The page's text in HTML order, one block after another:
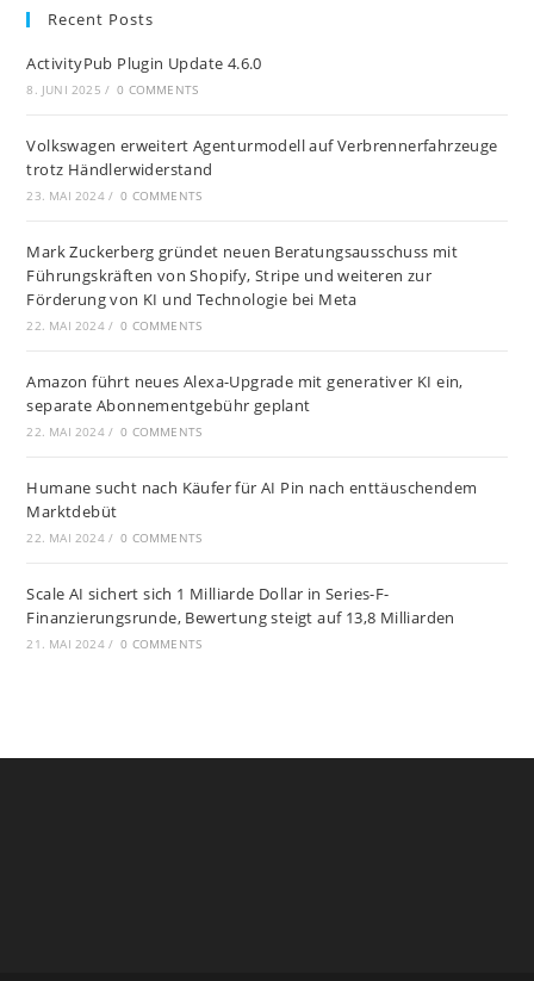
Recent Posts
ActivityPub Plugin Update 4.6.0
8. JUNI 2025 / 0 COMMENTS
Volkswagen erweitert Agenturmodell auf Verbrennerfahrzeuge
trotz Händlerwiderstand
23. MAI 2024 / 0 COMMENTS
Mark Zuckerberg gründet neuen Beratungsausschuss mit
Führungskräften von Shopify, Stripe und weiteren zur
Förderung von KI und Technologie bei Meta
22. MAI 2024 / 0 COMMENTS
Amazon führt neues Alexa-Upgrade mit generativer KI ein,
separate Abonnementgebühr geplant
22. MAI 2024 / 0 COMMENTS
Humane sucht nach Käufer für AI Pin nach enttäuschendem
Marktdebüt
22. MAI 2024 / 0 COMMENTS
Scale AI sichert sich 1 Milliarde Dollar in Series-F-
Finanzierungsrunde, Bewertung steigt auf 13,8 Milliarden
21. MAI 2024 / 0 COMMENTS